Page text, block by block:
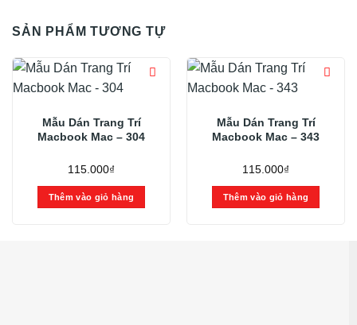
SẢN PHẨM TƯƠNG TỰ
Mẫu Dán Trang Trí
Macbook Mac – 304
115.000₫
Thêm vào giỏ hàng
Mẫu Dán Trang Trí
Macbook Mac – 343
115.000₫
Thêm vào giỏ hàng